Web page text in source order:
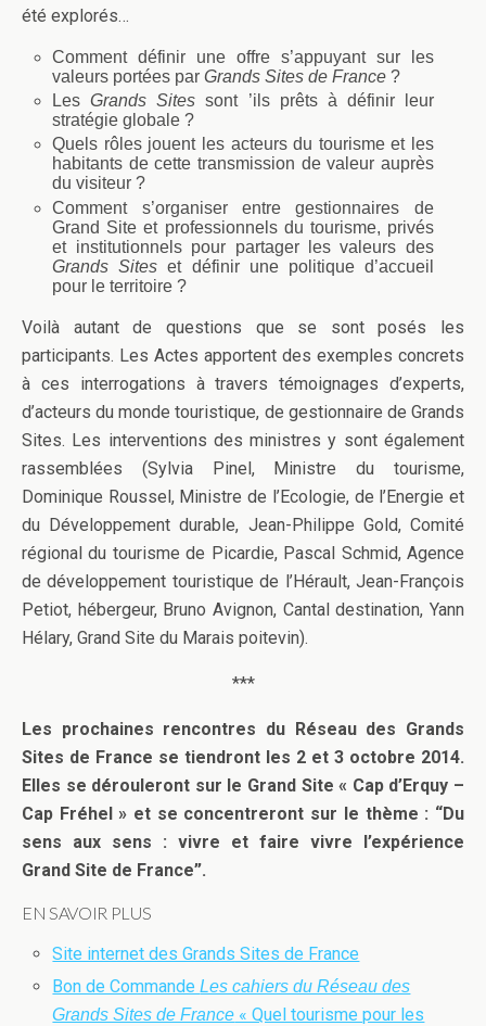
été explorés…
Comment définir une offre s’appuyant sur les
valeurs portées parGrands Sites de France ?
LesGrands Sites sont ’ils prêts à définir leur
stratégie globale ?
Quels rôles jouent les acteurs du tourisme et les
habitants de cette transmission de valeur auprès
du visiteur ?
Comment s’organiser entre gestionnaires de
Grand Site et professionnels du tourisme, privés
et institutionnels pour partager les valeurs des
Grands Sites et définir une politique d’accueil
pour le territoire ?
Voilà autant de questions que se sont posés les
participants. Les Actes apportent des exemples concrets
à ces interrogations à travers témoignages d’experts,
d’acteurs du monde touristique, de gestionnaire de Grands
Sites. Les interventions des ministres y sont également
rassemblées (Sylvia Pinel, Ministre du tourisme,
Dominique Roussel, Ministre de l’Ecologie, de l’Energie et
du Développement durable, Jean-Philippe Gold, Comité
régional du tourisme de Picardie, Pascal Schmid, Agence
de développement touristique de l’Hérault, Jean-François
Petiot, hébergeur, Bruno Avignon, Cantal destination, Yann
Hélary, Grand Site du Marais poitevin).
***
Les prochaines rencontres du Réseau des Grands
Sites de France se tiendront les 2 et 3 octobre 2014.
Elles se dérouleront sur le Grand Site « Cap d’Erquy –
Cap Fréhel » et se concentreront sur le thème : “Du
sens aux sens : vivre et faire vivre l’expérience
Grand Site de France”.
EN SAVOIR PLUS
Site internet des Grands Sites de France
Bon de CommandeLes cahiers du Réseau des
Grands Sites de France « Quel tourisme pour les